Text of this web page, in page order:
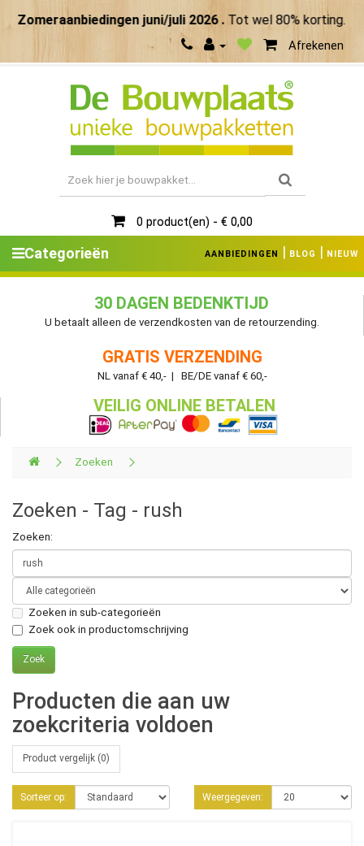
Zomeraanbiedingen juni/juli 2026 . Tot wel 80% korting.
Afrekenen
0 product(en) - € 0,00
Categorieën AANBIEDINGEN | BLOG | NIEUW
30 DAGEN BEDENKTIJD
U betaalt alleen de verzendkosten van de retourzending.
GRATIS VERZENDING
NL vanaf € 40,- | BE/DE vanaf € 60,-
VEILIG ONLINE BETALEN
Zoeken
Zoeken - Tag - rush
Zoeken:
Zoeken in sub-categorieën
Zoek ook in productomschrijving
Producten die aan uw
zoekcriteria voldoen
Product vergelijk (0)
Sorteer op: Weergegeven: